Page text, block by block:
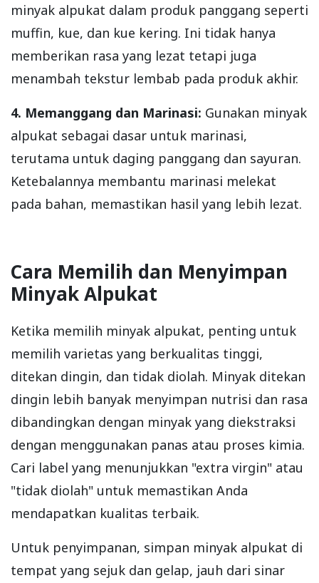
minyak alpukat dalam produk panggang seperti
muffin, kue, dan kue kering. Ini tidak hanya
memberikan rasa yang lezat tetapi juga
menambah tekstur lembab pada produk akhir.
4. Memanggang dan Marinasi: Gunakan minyak
alpukat sebagai dasar untuk marinasi,
terutama untuk daging panggang dan sayuran.
Ketebalannya membantu marinasi melekat
pada bahan, memastikan hasil yang lebih lezat.
Cara Memilih dan Menyimpan
Minyak Alpukat
Ketika memilih minyak alpukat, penting untuk
memilih varietas yang berkualitas tinggi,
ditekan dingin, dan tidak diolah. Minyak ditekan
dingin lebih banyak menyimpan nutrisi dan rasa
dibandingkan dengan minyak yang diekstraksi
dengan menggunakan panas atau proses kimia.
Cari label yang menunjukkan "extra virgin" atau
"tidak diolah" untuk memastikan Anda
mendapatkan kualitas terbaik.
Untuk penyimpanan, simpan minyak alpukat di
tempat yang sejuk dan gelap, jauh dari sinar